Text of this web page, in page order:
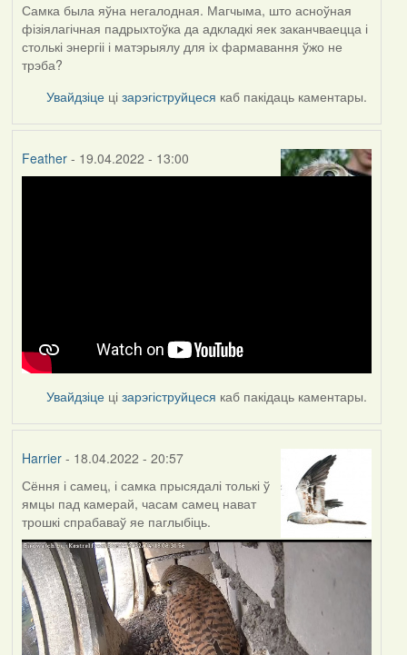
Самка была яўна негалодная. Магчыма, што асноўная
фізіялагічная падрыхтоўка да адкладкі яек заканчваецца і
столькі энергіі і матэрыялу для іх фармавання ўжо не
трэба?
Увайдзіце цізарэгіструйцеся каб пакідаць каментары.
Feather- 19.04.2022 - 13:00
Увайдзіце цізарэгіструйцеся каб пакідаць каментары.
Harrier- 18.04.2022 - 20:57
Сёння і самец, і самка прысядалі толькі ў
ямцы пад камерай, часам самец нават
трошкі спрабаваў яе паглыбіць.